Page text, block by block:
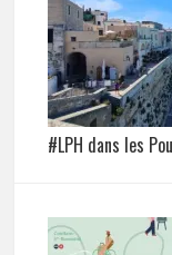
#LPH dans les